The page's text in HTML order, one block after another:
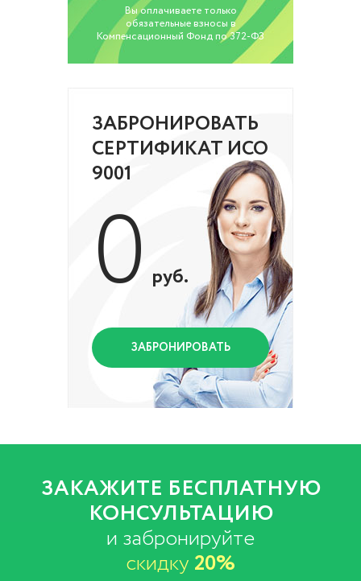
Вы оплачиваете только
обязательные взносы в
Компенсационный Фонд по 372-ФЗ
ЗАБРОНИРОВАТЬ
СЕРТИФИКАТ ИСО
9001
0 руб.
ЗАБРОНИРОВАТЬ
ЗАКАЖИТЕ БЕСПЛАТНУЮ
КОНСУЛЬТАЦИЮ
и забронируйте
скидку 20%